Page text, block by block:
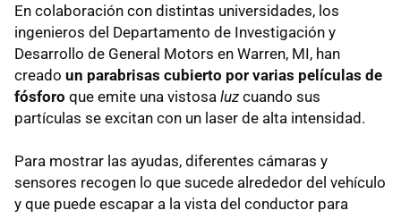
En colaboración con distintas universidades, los
ingenieros del Departamento de Investigación y
Desarrollo de General Motors en Warren, MI, han
creado un parabrisas cubierto por varias películas de
fósforo que emite una vistosa luz cuando sus
partículas se excitan con un laser de alta intensidad.
Para mostrar las ayudas, diferentes cámaras y
sensores recogen lo que sucede alrededor del vehículo
y que puede escapar a la vista del conductor para